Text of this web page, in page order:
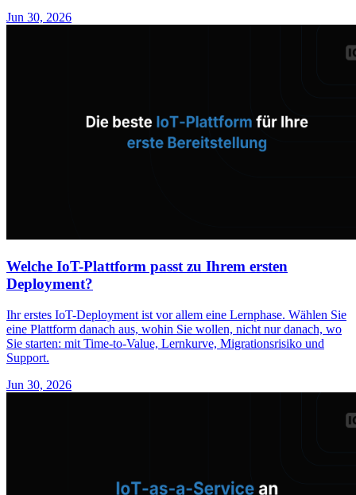
Jun 30, 2026
Welche IoT-Plattform passt zu Ihrem ersten
Deployment?
Ihr erstes IoT-Deployment ist vor allem eine Lernphase. Wählen Sie
eine Plattform danach aus, wohin Sie wollen, nicht nur danach, wo
Sie starten: mit Time-to-Value, Lernkurve, Migrationsrisiko und
Support.
Jun 30, 2026